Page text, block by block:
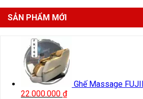
SẢN PHẨM MỚI
Ghế Massage
22.000.000 ₫